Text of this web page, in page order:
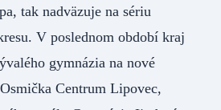
tak nadväzuje na sériu
V poslednom období kraj
gymnázia na nové
Centrum Lipovec,